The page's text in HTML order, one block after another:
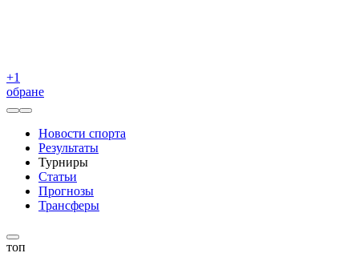
+1
обране
Новости спорта
Результаты
Турниры
Статьи
Прогнозы
Трансферы
топ